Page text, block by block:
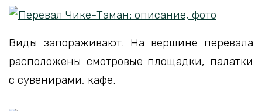
Виды запораживают. На вершине перевала
расположены смотровые площадки, палатки
с сувенирами, кафе.